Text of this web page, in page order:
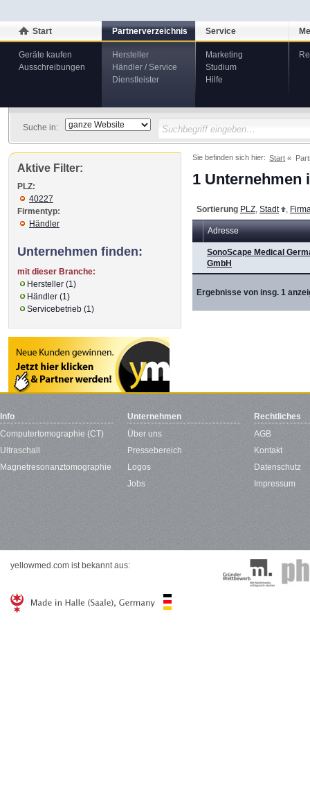
Start
Geräte kaufen
Ausschreibungen
Partnerverzeichnis
Hersteller
Händler / Service
Dienstleister
Service
Marketing
Studium
Hilfe
Suche in:
Sie befinden sich hier: Start
1 Unternehmen
Sortierung PLZ Stadt
Adresse
Ergebnisse von insg. 1
SonoScape Medical
GmbH
Aktive Filter:
PLZ:
40227
Firmentyp:
Händler
Unternehmen finden:
mit dieser Branche:
Hersteller (1)
Händler (1)
Servicebetrieb (1)
Info
Computertomographie (CT)
Ultraschall
Magnetresonanztomographie
Unternehmen
Über uns
Pressebereich
Logos
Jobs
Rechtliches
AGB
Kontakt
Datenschutz
Impressum
yellowmed.com ist bekannt aus: